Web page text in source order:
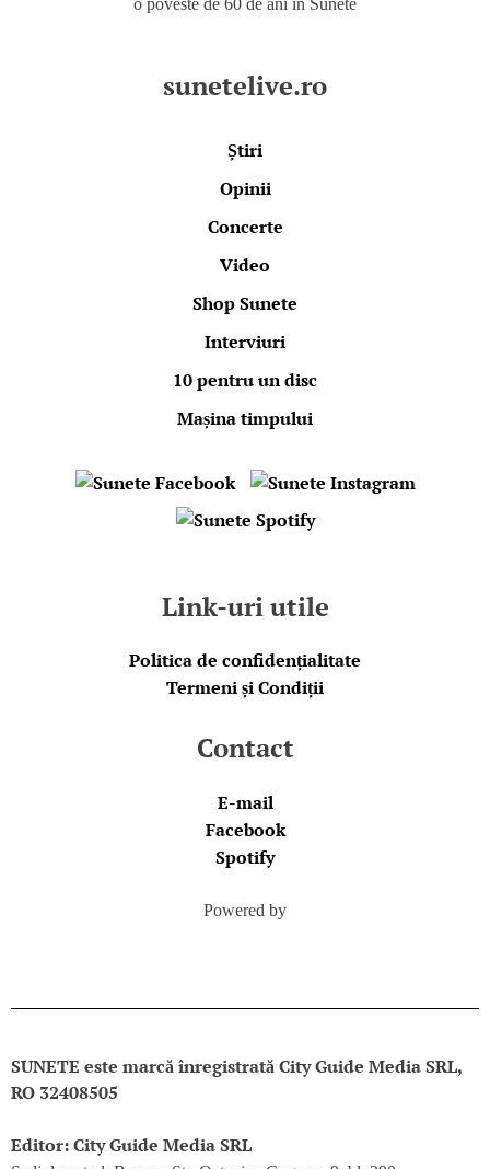
sunetelive.ro
Știri
Opinii
Concerte
Video
Shop Sunete
Interviuri
10 pentru un disc
Mașina timpului
Link-uri utile
Politica de confidențialitate
Termeni și Condiții
Contact
E-mail
Facebook
Spotify
Powered by
SUNETE este marcă înregistrată City Guide Media SRL,
RO 32408505
Editor: City Guide Media SRL